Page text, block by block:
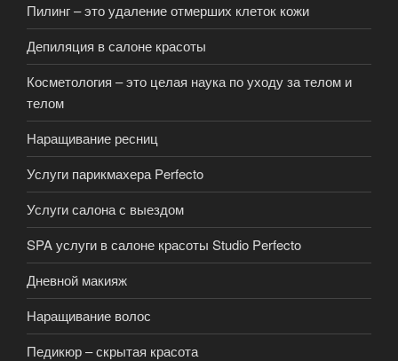
Пилинг – это удаление отмерших клеток кожи
Депиляция в салоне красоты
Косметология – это целая наука по уходу за телом и
телом
Наращивание ресниц
Услуги парикмахера Perfecto
Услуги салона с выездом
SPA услуги в салоне красоты Studio Perfecto
Дневной макияж
Наращивание волос
Педикюр – скрытая красота